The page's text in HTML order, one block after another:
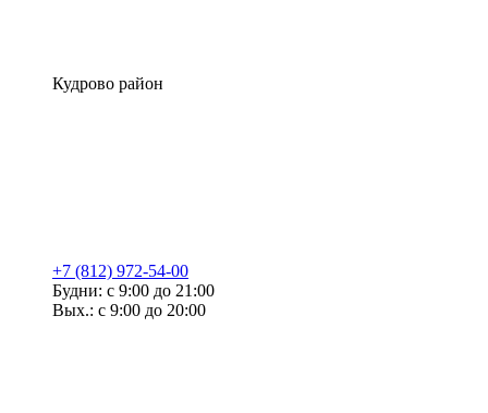
Кудрово район
+7 (812) 972-54-00
Будни: с 9:00 до 21:00
Вых.: с 9:00 до 20:00